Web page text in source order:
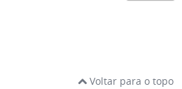
Voltar para o topo